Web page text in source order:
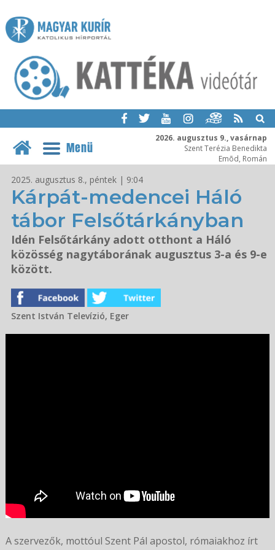
2026. augusztus 9., vasárnap
Szent Terézia Benedikta
Emõd, Román
Menü
A szervezők, mottóul Szent Pál apostol, rómaiakhoz írt
2025. augusztus 8., péntek | 9:04
Kárpát-medencei Háló
tábor Felsőtárkányban
Idén Felsőtárkány adott otthont a Háló
közösség nagytáborának augusztus 3-a és 9-e
között.
Szent István Televízió, Eger